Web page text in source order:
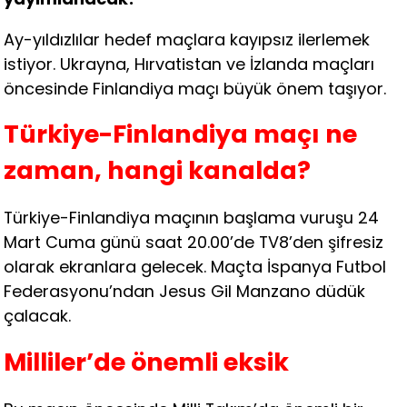
Ay-yıldızlılar hedef maçlara kayıpsız ilerlemek
istiyor. Ukrayna, Hırvatistan ve İzlanda maçları
öncesinde Finlandiya maçı büyük önem taşıyor.
Türkiye-Finlandiya maçı ne
zaman, hangi kanalda?
Türkiye-Finlandiya maçının başlama vuruşu 24
Mart Cuma günü saat 20.00’de TV8’den şifresiz
olarak ekranlara gelecek. Maçta İspanya Futbol
Federasyonu’ndan Jesus Gil Manzano düdük
çalacak.
Milliler’de önemli eksik